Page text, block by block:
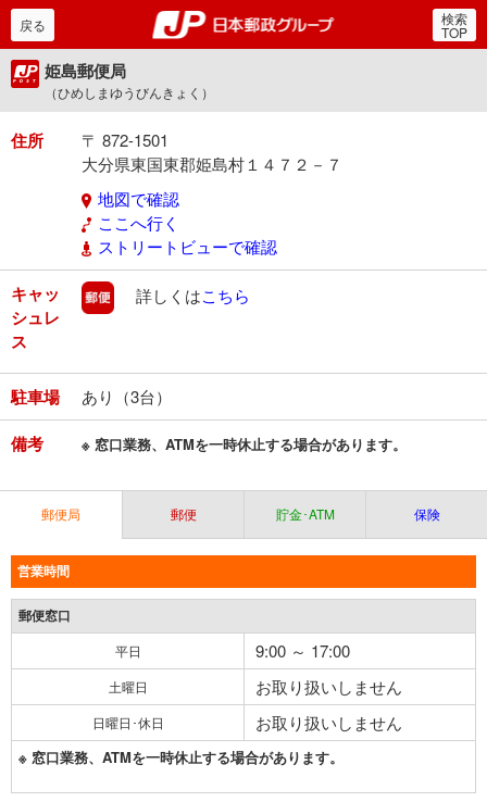
郵便局・日本郵政グルー
戻る 検索
TOP
姫島郵便局
（ひめしまゆうびんきょく）
住所
〒 872-1501
大分県東国東郡姫島村１４７２－７
地図で確認
ここへ行く
ストリートビューで確認
キャッ
シュレ
ス
郵便
詳しくはこちら
駐車場 あり（3台）
備考 ※ 窓口業務、ATMを一時休止する場合があります。
郵便局 郵便 貯金･ATM 保険
営業時間
郵便窓口
平日 9:00 ～ 17:00
土曜日 お取り扱いしません
日曜日･休日 お取り扱いしません
※ 窓口業務、ATMを一時休止する場合があります。